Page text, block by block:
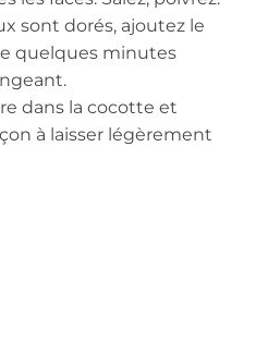
sont dorés, ajoutez le
quelques minutes
dans la cocotte et
à laisser légèrement